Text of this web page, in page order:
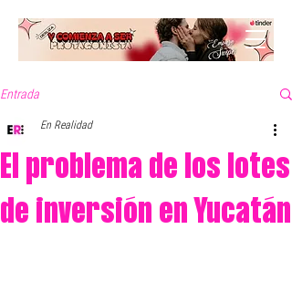
Entrada
El problema de los lotes
de inversión en Yucatán
En Realidad